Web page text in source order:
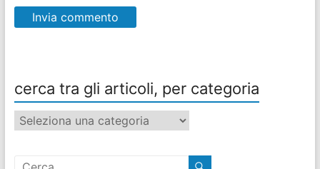
cerca tra gli articoli, per categoria
cerca
tra
articoli,